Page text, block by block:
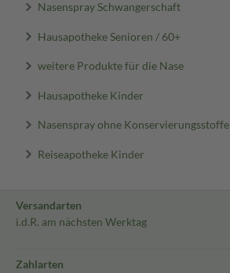
Nasenspray Schwangerschaft
Hausapotheke Senioren / 60+
weitere Produkte für die Nase
Hausapotheke Kinder
Nasenspray ohne Konservierungsstoffe
Reiseapotheke Kinder
Versandarten
i.d.R. am nächsten Werktag
Zahlarten